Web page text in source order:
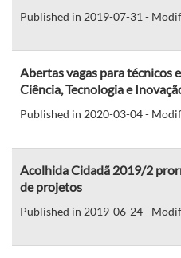
Published in 2019-07-31 -
Abertas vagas para técnicos
Ciência, Tecnologia e
Published in 2020-03-04 -
Acolhida Cidadã 2019/2
de projetos
Published in 2019-06-24 -